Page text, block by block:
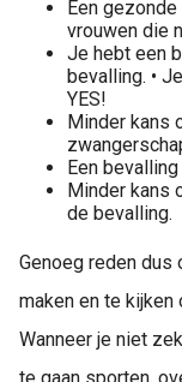
Een
vrouwen die
Je hebt een
bevalling. •
YES!
Minder kans
Een
Minder kans
de bevalling.
Genoeg reden dus
maken en te kijken
Wanneer je niet